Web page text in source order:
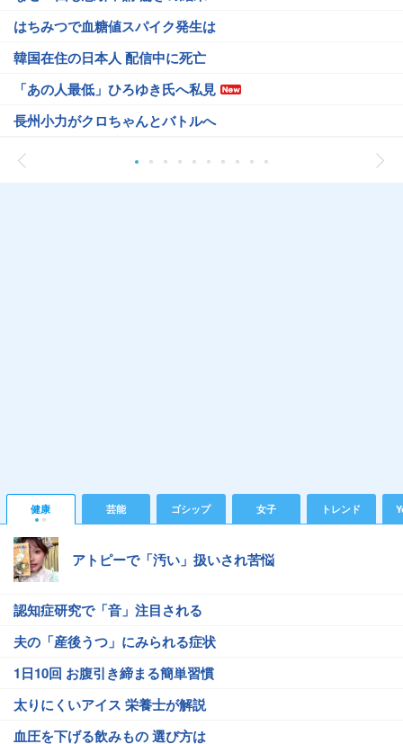
はちみつで血糖値スパイク発生は
韓国在住の日本人 配信中に死亡
「あの人最低」ひろゆき氏へ私見
長州小力がクロちゃんとバトルへ
健康 芸能 ゴシップ 女子 トレンド
アトピーで「汚い」扱いされ苦悩
認知症研究で「音」注目される
夫の「産後うつ」にみられる症状
1日10回 お腹引き締まる簡単習慣
太りにくいアイス 栄養士が解説
血圧を下げる飲みもの 選び方は